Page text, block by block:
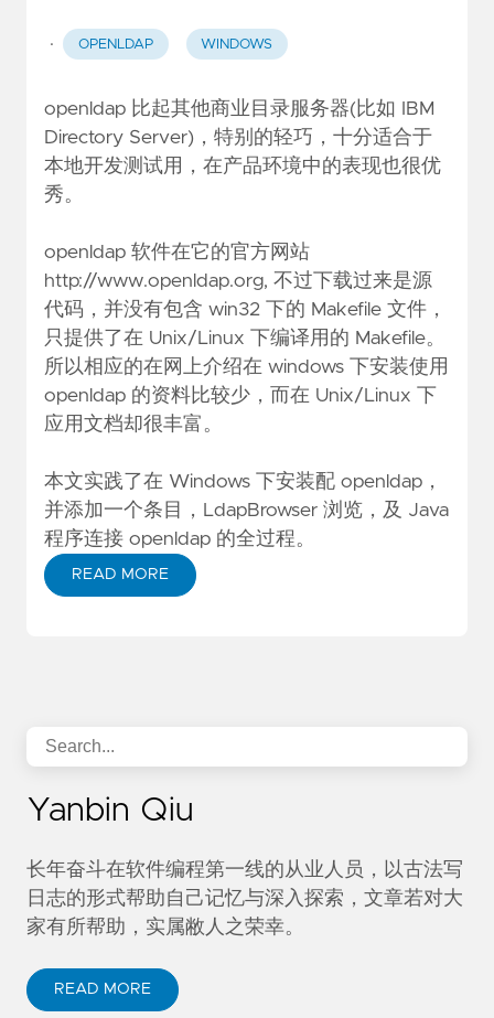
· OPENLDAP WINDOWS
openldap 比起其他商业目录服务器(比如 IBM
Directory Server)，特别的轻巧，十分适合于
本地开发测试用，在产品环境中的表现也很优
秀。
openldap 软件在它的官方网站
http://www.openldap.org, 不过下载过来是源
代码，并没有包含 win32 下的 Makefile 文件，
只提供了在 Unix/Linux 下编译用的 Makefile。
所以相应的在网上介绍在 windows 下安装使用
openldap 的资料比较少，而在 Unix/Linux 下
应用文档却很丰富。
本文实践了在 Windows 下安装配 openldap，
并添加一个条目，LdapBrowser 浏览，及 Java
程序连接 openldap 的全过程。
READ MORE
Yanbin Qiu
长年奋斗在软件编程第一线的从业人员，以古法写
日志的形式帮助自己记忆与深入探索，文章若对大
家有所帮助，实属敝人之荣幸。
READ MORE